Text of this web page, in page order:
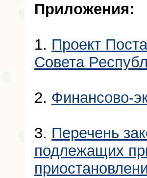
Приложения:
1. Проект
Совета
2. Финансово-
3. Перечень
подлежащих